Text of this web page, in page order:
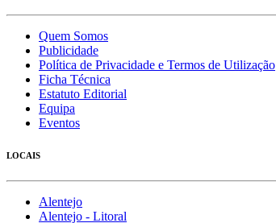
Quem Somos
Publicidade
Política de Privacidade e Termos de Utilização
Ficha Técnica
Estatuto Editorial
Equipa
Eventos
LOCAIS
Alentejo
Alentejo - Litoral